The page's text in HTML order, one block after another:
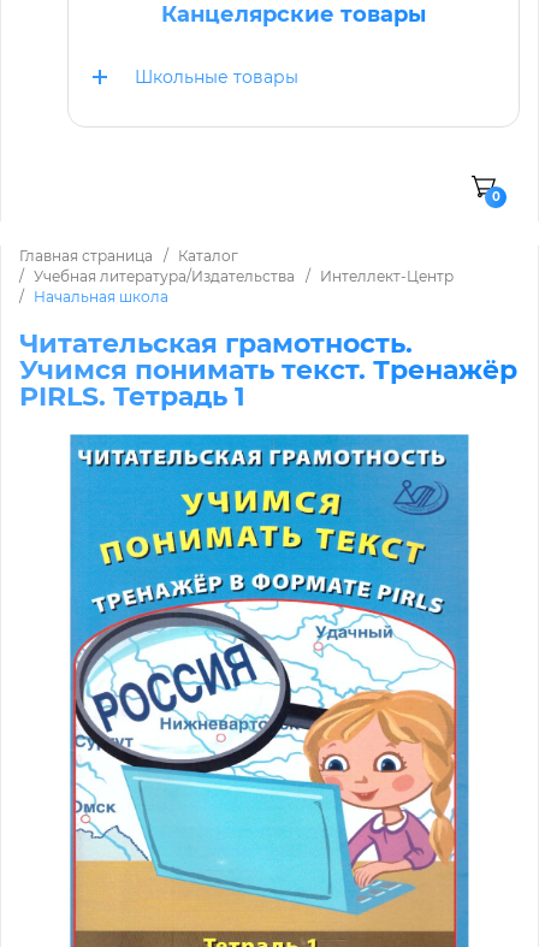
Канцелярские товары
Школьные товары
0
Главная страница
Каталог
Учебная литература/Издательства
Интеллект-Центр
Начальная школа
Читательская грамотность.
Учимся понимать текст. Тренажёр
PIRLS. Тетрадь 1